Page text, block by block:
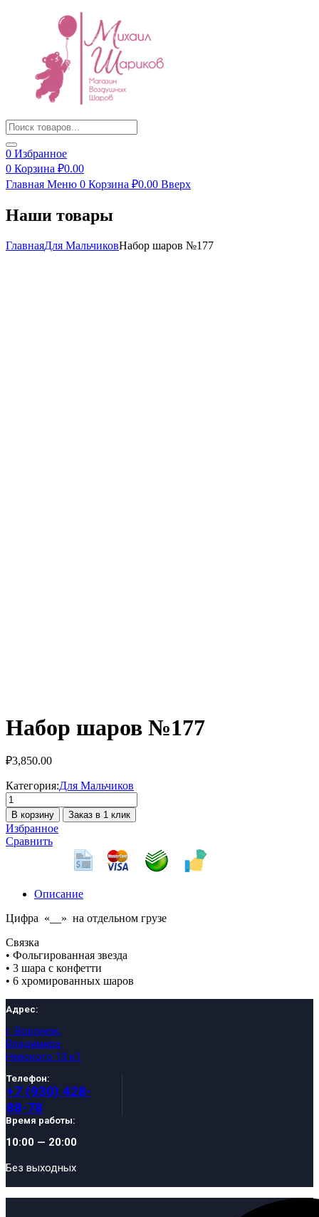
Products
search
0 Избранное
0 Корзина ₽0.00
Главная Меню 0 Корзина ₽0.00 Вверх
Наши товары
ГлавнаяДля МальчиковНабор шаров №177
Набор шаров №177
₽3,850.00
Категория:Для Мальчиков
Количество
товара
Набор
шаров
№177
В корзину Заказ в 1 клик
Избранное
Сравнить
Описание
Цифра «__» на отдельном грузе
Связка
• Фольгированная звезда
• 3 шара с конфетти
• 6 хромированных шаров
Адрес:
г. Воронеж,
Владимира
Невского 13 к1
Телефон:
+7 (930) 428-
88-78
Время работы:
10:00 — 20:00
Без выходных